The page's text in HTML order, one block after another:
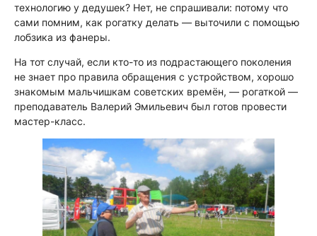
технологию у дедушек? Нет, не спрашивали: потому что
сами помним, как рогатку делать — выточили с помощью
лобзика из фанеры.
На тот случай, если кто-то из подрастающего поколения
не знает про правила обращения с устройством, хорошо
знакомым мальчишкам советских времён, — рогаткой —
преподаватель Валерий Эмильевич был готов провести
мастер-класс.